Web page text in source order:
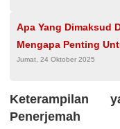
Apa Yang Dimaksud
Mengapa Penting
Jumat, 24 Oktober 2025
Keterampilan
Penerjemah